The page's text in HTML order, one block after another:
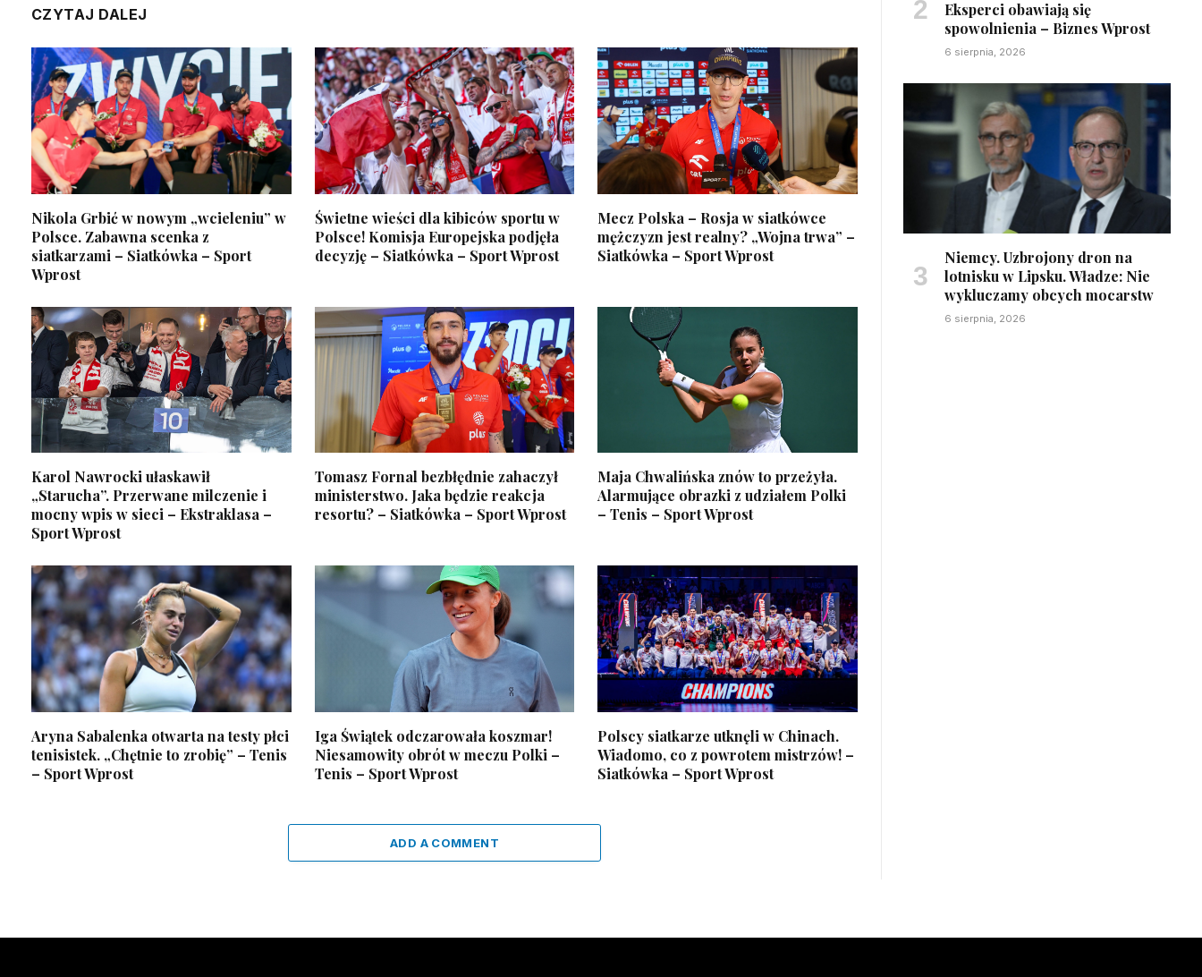
CZYTAJ DALEJ
Nikola Grbić w nowym „wcieleniu” w
Polsce. Zabawna scenka z
siatkarzami – Siatkówka – Sport
Wprost
Świetne wieści dla kibiców sportu w
Polsce! Komisja Europejska podjęła
decyzję – Siatkówka – Sport Wprost
Mecz Polska – Rosja w siatkówce
mężczyzn jest realny? „Wojna trwa” –
Siatkówka – Sport Wprost
Karol Nawrocki ułaskawił
„Starucha”. Przerwane milczenie i
mocny wpis w sieci – Ekstraklasa –
Sport Wprost
Tomasz Fornal bezbłędnie zahaczył
ministerstwo. Jaka będzie reakcja
resortu? – Siatkówka – Sport Wprost
Maja Chwalińska znów to przeżyła.
Alarmujące obrazki z udziałem Polki
– Tenis – Sport Wprost
Aryna Sabalenka otwarta na testy płci
tenisistek. „Chętnie to zrobię” – Tenis
– Sport Wprost
Iga Świątek odczarowała koszmar!
Niesamowity obrót w meczu Polki –
Tenis – Sport Wprost
Polscy siatkarze utknęli w Chinach.
Wiadomo, co z powrotem mistrzów! –
Siatkówka – Sport Wprost
ADD A COMMENT
Eksperci obawiają się
spowolnienia – Biznes Wprost
6 sierpnia, 2026
Niemcy. Uzbrojony dron na
lotnisku w Lipsku. Władze: Nie
wykluczamy obcych mocarstw
6 sierpnia, 2026